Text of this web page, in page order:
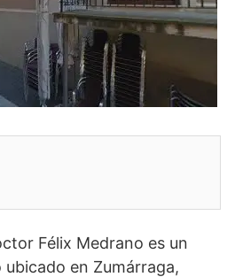
Félix Medrano es un
en Zumárraga,